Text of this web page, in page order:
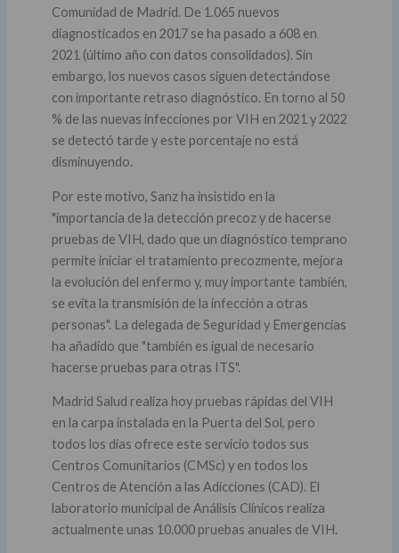
Comunidad de Madrid. De 1.065 nuevos
diagnosticados en 2017 se ha pasado a 608 en
2021 (último año con datos consolidados). Sin
embargo, los nuevos casos siguen detectándose
con importante retraso diagnóstico. En torno al 50
% de las nuevas infecciones por VIH en 2021 y 2022
se detectó tarde y este porcentaje no está
disminuyendo.
Por este motivo, Sanz ha insistido en la
"importancia de la detección precoz y de hacerse
pruebas de VIH, dado que un diagnóstico temprano
permite iniciar el tratamiento precozmente, mejora
la evolución del enfermo y, muy importante también,
se evita la transmisión de la infección a otras
personas". La delegada de Seguridad y Emergencias
ha añadido que "también es igual de necesario
hacerse pruebas para otras ITS".
Madrid Salud realiza hoy pruebas rápidas del VIH
en la carpa instalada en la Puerta del Sol, pero
todos los días ofrece este servicio todos sus
Centros Comunitarios (CMSc) y en todos los
Centros de Atención a las Adicciones (CAD). El
laboratorio municipal de Análisis Clínicos realiza
actualmente unas 10.000 pruebas anuales de VIH.